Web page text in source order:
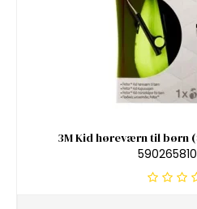
3M Kid høreværn til børn